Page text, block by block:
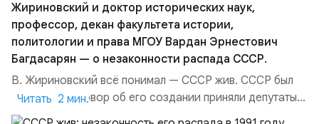
Жириновский и доктор исторических наук,
профессор, декан факультета истории,
политологии и права МГОУ Вардан Эрнестович
Багдасарян — о незаконности распада СССР.
В. Жириновский всё понимал — СССР жив. СССР был
создан, и договор об его создании приняли депутаты,
съехавшиеся с тех территорий, которые входили в
Читать 2 мин.